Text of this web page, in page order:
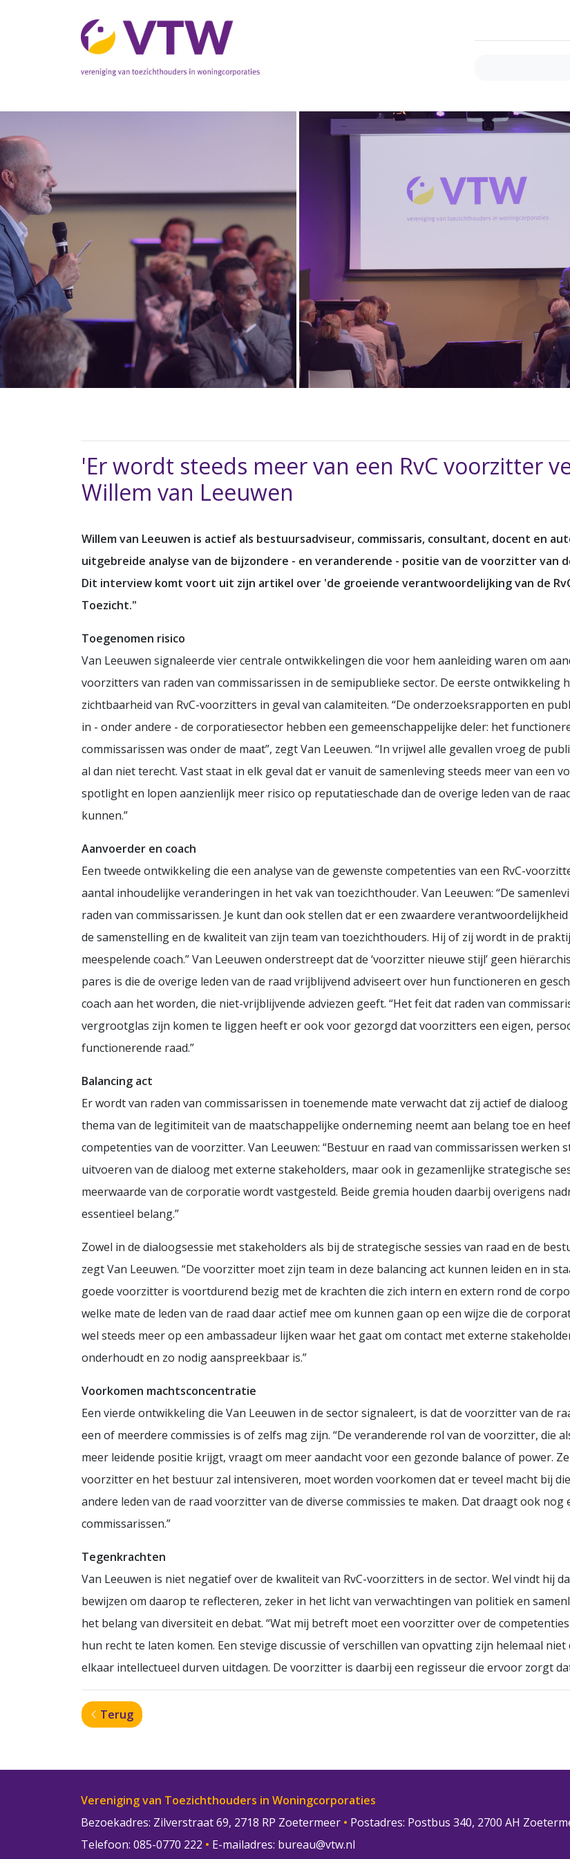
'Er wordt steeds meer van een RvC voorzitter
Willem van Leeuwen
Willem van Leeuwen is actief als bestuursadviseur, commissaris, consultant, docent en
uitgebreide analyse van de bijzondere - en veranderende - positie van de voorzitter van
Dit interview komt voort uit zijn artikel over 'de groeiende verantwoordelijking van de
Toezicht."
Toegenomen risico
Van Leeuwen signaleerde vier centrale ontwikkelingen die voor hem aanleiding waren om
voorzitters van raden van commissarissen in de semipublieke sector. De eerste
zichtbaarheid van RvC-voorzitters in geval van calamiteiten. “De onderzoeksrapporten en
in - onder andere - de corporatiesector hebben een gemeenschappelijke deler: het
commissarissen was onder de maat”, zegt Van Leeuwen. “In vrijwel alle gevallen vroeg de
al dan niet terecht. Vast staat in elk geval dat er vanuit de samenleving steeds meer van een
spotlight en lopen aanzienlijk meer risico op reputatieschade dan de overige leden van de
kunnen.”
Aanvoerder en coach
Een tweede ontwikkeling die een analyse van de gewenste competenties van een RvC-
aantal inhoudelijke veranderingen in het vak van toezichthouder. Van Leeuwen: “De
raden van commissarissen. Je kunt dan ook stellen dat er een zwaardere
de samenstelling en de kwaliteit van zijn team van toezichthouders. Hij of zij wordt in de
meespelende coach.” Van Leeuwen onderstreept dat de ‘voorzitter nieuwe stijl’ geen
pares is die de overige leden van de raad vrijblijvend adviseert over hun functioneren en
coach aan het worden, die niet-vrijblijvende adviezen geeft. “Het feit dat raden van
vergrootglas zijn komen te liggen heeft er ook voor gezorgd dat voorzitters een eigen,
functionerende raad.”
Balancing act
Er wordt van raden van commissarissen in toenemende mate verwacht dat zij actief de
thema van de legitimiteit van de maatschappelijke onderneming neemt aan belang toe en
competenties van de voorzitter. Van Leeuwen: “Bestuur en raad van commissarissen werken
uitvoeren van de dialoog met externe stakeholders, maar ook in gezamenlijke strategische
meerwaarde van de corporatie wordt vastgesteld. Beide gremia houden daarbij overigens
essentieel belang.”
Zowel in de dialoogsessie met stakeholders als bij de strategische sessies van raad en de
zegt Van Leeuwen. “De voorzitter moet zijn team in deze balancing act kunnen leiden en in
goede voorzitter is voortdurend bezig met de krachten die zich intern en extern rond de
welke mate de leden van de raad daar actief mee om kunnen gaan op een wijze die de
wel steeds meer op een ambassadeur lijken waar het gaat om contact met externe
onderhoudt en zo nodig aanspreekbaar is.”
Voorkomen machtsconcentratie
Een vierde ontwikkeling die Van Leeuwen in de sector signaleert, is dat de voorzitter van de
een of meerdere commissies is of zelfs mag zijn. “De veranderende rol van de voorzitter, die
meer leidende positie krijgt, vraagt om meer aandacht voor een gezonde balance of power.
voorzitter en het bestuur zal intensiveren, moet worden voorkomen dat er teveel macht bij
andere leden van de raad voorzitter van de diverse commissies te maken. Dat draagt ook
commissarissen.”
Tegenkrachten
Van Leeuwen is niet negatief over de kwaliteit van RvC-voorzitters in de sector. Wel vindt hij
bewijzen om daarop te reflecteren, zeker in het licht van verwachtingen van politiek en
het belang van diversiteit en debat. “Wat mij betreft moet een voorzitter over de
hun recht te laten komen. Een stevige discussie of verschillen van opvatting zijn helemaal
elkaar intellectueel durven uitdagen. De voorzitter is daarbij een regisseur die ervoor zorgt
Terug
Vereniging van Toezichthouders in Woningcorporaties
Bezoekadres: Zilverstraat 69, 2718 RP Zoetermeer • Postadres: Postbus 340, 2700 AH
Telefoon: 085-0770 222 • E-mailadres: bureau@vtw.nl